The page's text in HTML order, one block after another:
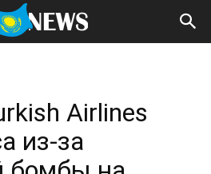
Airlines
из-за